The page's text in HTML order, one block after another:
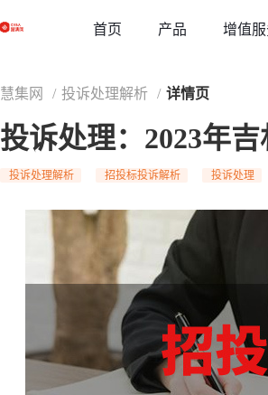
首页 产品 增值
慧集网 / 投诉处理解析 / 详情页
投诉处理：2023年
投诉处理解析 招投标投诉解析 投诉处理